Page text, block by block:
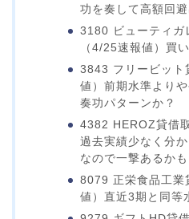
功を奏して高額回
3180 ビューティガ
（4/25速報値）買
3843 フリービット
値）前期水準より
奏功パターンか？
4382 HEROZ貸借
過去実績少なく分
なので一撃あるか
8079 正栄食品工業
値）直近3期と同等